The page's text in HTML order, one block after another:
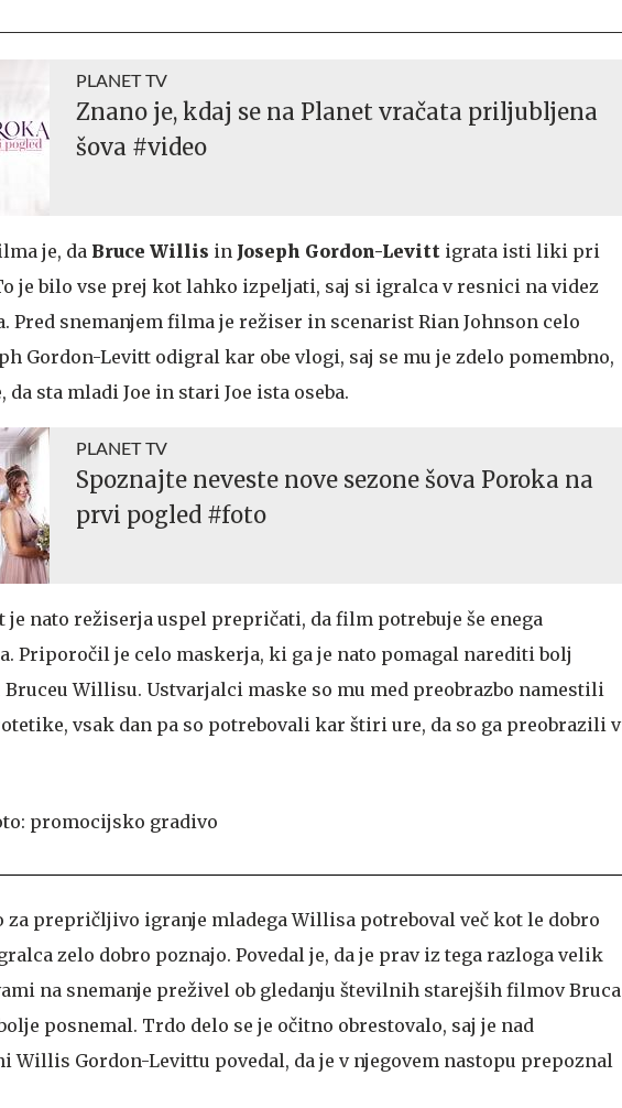
PLANET TV
Znano je, kdaj se na Planet vračata priljubljena
šova #video
je, da Bruce Willis in Joseph Gordon-Levitt igrata isti liki pri
je bilo vse prej kot lahko izpeljati, saj si igralca v resnici na videz
Pred snemanjem filma je režiser in scenarist Rian Johnson celo
Gordon-Levitt odigral kar obe vlogi, saj se mu je zdelo pomembno,
da sta mladi Joe in stari Joe ista oseba.
PLANET TV
Spoznajte neveste nove sezone šova Poroka na
prvi pogled #foto
je nato režiserja uspel prepričati, da film potrebuje še enega
Priporočil je celo maskerja, ki ga je nato pomagal narediti bolj
Bruceu Willisu. Ustvarjalci maske so mu med preobrazbo namestili
vsak dan pa so potrebovali kar štiri ure, da so ga preobrazili v
za prepričljivo igranje mladega Willisa potreboval več kot le dobro
zelo dobro poznajo. Povedal je, da je prav iz tega razloga velik
na snemanje preživel ob gledanju številnih starejših filmov Bruca
posnemal. Trdo delo se je očitno obrestovalo, saj je nad
Willis Gordon-Levittu povedal, da je v njegovem nastopu prepoznal